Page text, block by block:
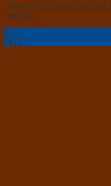
Màng co POF nhập khẩu
seal cho...
27
Th11